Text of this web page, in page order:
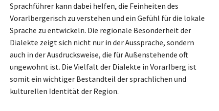
Sprachführer kann dabei helfen, die Feinheiten des
Vorarlbergerisch zu verstehen und ein Gefühl für die lokale
Sprache zu entwickeln. Die regionale Besonderheit der
Dialekte zeigt sich nicht nur in der Aussprache, sondern
auch in der Ausdrucksweise, die für Außenstehende oft
ungewohnt ist. Die Vielfalt der Dialekte in Vorarlberg ist
somit ein wichtiger Bestandteil der sprachlichen und
kulturellen Identität der Region.